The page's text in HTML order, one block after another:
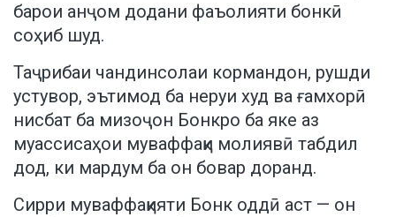
барои анҷом додани фаъолияти бонкӣ
соҳиб шуд.
Таҷрибаи чандинсолаи кормандон, рушди
устувор, эътимод ба неруи худ ва ғамхорӣ
нисбат ба мизоҷон Бонкро ба яке аз
муассисаҳои муваффақи молиявӣ табдил
дод, ки мардум ба он бовар доранд.
Сирри муваффақияти Бонк оддӣ аст — он